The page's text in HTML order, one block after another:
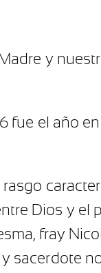
y
fue el año
Dios y el
fray
sacerdote